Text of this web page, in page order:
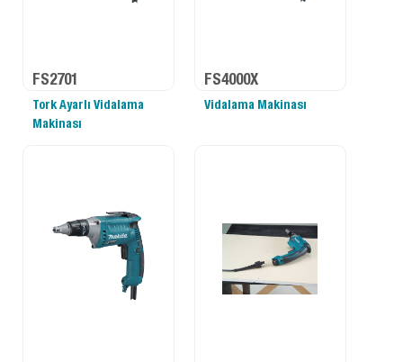
FS2701
Tork Ayarlı Vidalama
Makinası
FS4000X
Vidalama Makinası